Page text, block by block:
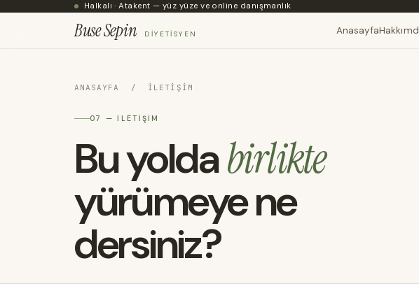
Halkalı · Atakent — yüz yüze ve online danışmanlık
Buse Sepin DIYETISYEN Anasayfa
ANASAYFA / İLETIŞIM
07 — İLETIŞIM
Bu yoldabirlikte
yürümeye ne
dersiniz?